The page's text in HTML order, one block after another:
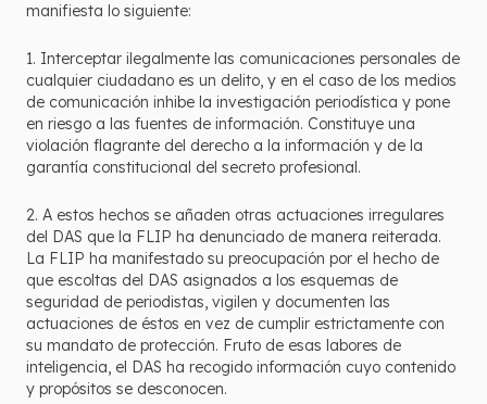
manifiesta lo siguiente:
1. Interceptar ilegalmente las comunicaciones personales de
cualquier ciudadano es un delito, y en el caso de los medios
de comunicación inhibe la investigación periodística y pone
en riesgo a las fuentes de información. Constituye una
violación flagrante del derecho a la información y de la
garantía constitucional del secreto profesional.
2. A estos hechos se añaden otras actuaciones irregulares
del DAS que la FLIP ha denunciado de manera reiterada.
La FLIP ha manifestado su preocupación por el hecho de
que escoltas del DAS asignados a los esquemas de
seguridad de periodistas, vigilen y documenten las
actuaciones de éstos en vez de cumplir estrictamente con
su mandato de protección. Fruto de esas labores de
inteligencia, el DAS ha recogido información cuyo contenido
y propósitos se desconocen.